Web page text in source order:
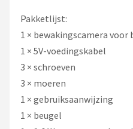
Pakketlijst:
1 × bewakingscamera voor
1 × 5V-voedingskabel
3 × schroeven
3 × moeren
1 × gebruiksaanwijzing
1 × beugel